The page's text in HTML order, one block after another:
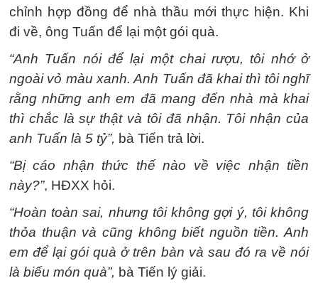
chỉnh hợp đồng để nhà thầu mới thực hiện. Khi
đi về, ông Tuấn để lại một gói quà.
“Anh Tuấn nói để lại một chai rượu, tôi nhớ ở
ngoài vỏ màu xanh. Anh Tuấn đã khai thì tôi nghĩ
rằng những anh em đã mang đến nhà mà khai
thì chắc là sự thật và tôi đã nhận. Tôi nhận của
anh Tuấn là 5 tỷ”, bà Tiến trả lời.
“Bị cáo nhận thức thế nào về việc nhận tiền
này?”, HĐXX hỏi.
“Hoàn toàn sai, nhưng tôi không gợi ý, tôi không
thỏa thuận và cũng không biết nguồn tiền. Anh
em để lại gói quà ở trên bàn và sau đó ra về nói
là biếu món quà”, bà Tiến lý giải.